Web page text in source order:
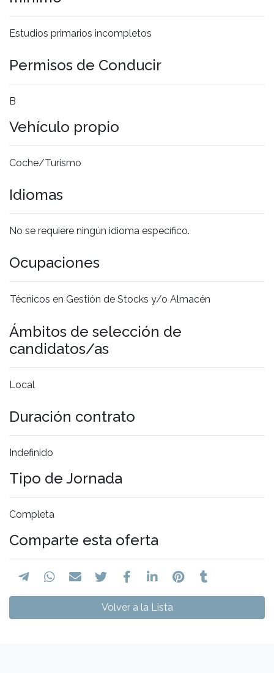
Estudios primarios incompletos
Permisos de Conducir
B
Vehículo propio
Coche/Turismo
Idiomas
No se requiere ningún idioma específico.
Ocupaciones
Técnicos en Gestión de Stocks y/o Almacén
Ámbitos de selección de
candidatos/as
Local
Duración contrato
Indefinido
Tipo de Jornada
Completa
Comparte esta oferta
Volver a la Lista